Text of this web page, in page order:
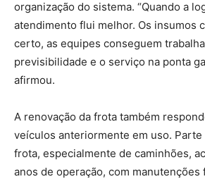
organização do sistema. “Quando a
atendimento flui melhor. Os insumos
certo, as equipes conseguem
previsibilidade e o serviço na ponta
afirmou.
A renovação da frota também
veículos anteriormente em uso.
frota, especialmente de caminhões,
anos de operação, com manutenções